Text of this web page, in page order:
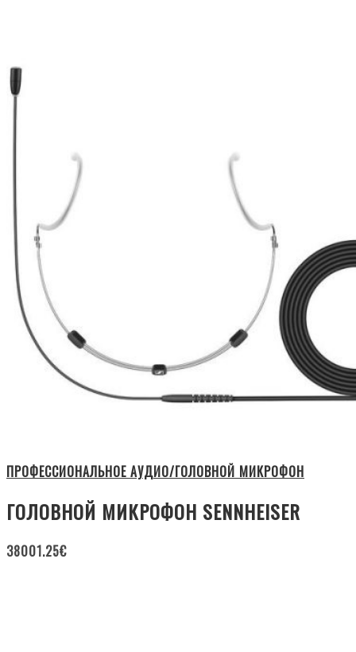
ПРОФЕССИОНАЛЬНОЕ АУДИО/ГОЛОВНОЙ МИКРОФОН
ГОЛОВНОЙ МИКРОФОН SENNHEISER
38001.25€